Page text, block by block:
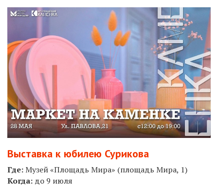
Выставка к юбилею Сурикова
Где:Музей «Площадь Мира» (площадь Мира, 1)
Когда: до 9 июля